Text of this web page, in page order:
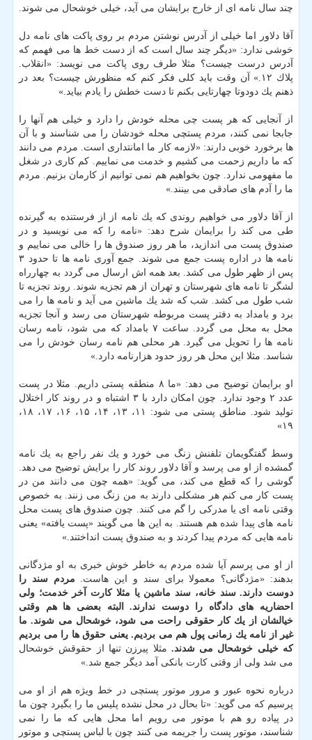
چند سال نامه ای از خارج برایشان می آید، خیلی خوشحال می شوند.
آقا دلاور اما خیلی از آدرس نوشتن مردم بر روی پاكت های نامه دل
خوشی ندارد: «دیگر چند سال است كه از دست خط ها می فهمم كه
آدرس درست چیست؟ مثلا طرف روی پاكت می نویسد: «انقلاب.
پلاك ۱۲.» آن وقت باید كلی فكر كنم كه منظورش چیست؟ بعد در
ذهنم یك دودوتا چهارتایی بكنم تا دست خطش را یادم بیاید.»
از آنجایی كه هر پست چی محله خودش را دارد و خیلی هم آنها را
جابجا نمی كنند، مردم پستچی محله خودشان را می شناسند و با آن
ها برخورد خوبی دارند: «لازمه كار ما امانتداری است. مردم می دانند
كه ما داریم زحمت می كشیم و خدمت می نماییم. كم كاری در شغل
ما مفهومی ندارد. چون بخواهیم هم نمی توانیم از كارمان بزنیم. مردم
ما را آدم های صادقی می بینند.»
از آقا دلاور می خواهیم روندی كه یك نامه از از فرستنده به گیرنده
طی می كند را برایمان شرح دهد: «نامه را كه می نویسید و در
صندوق پست می اندازید، ما هر روز صندوق ها را خالی می نماییم و
نامه ها در اداره پست جمع می شوند. جمع آوری نامه ها تا حدود ۳
پس از ظهر طول می كشد. بعد همه اش ارسال می گردد به چهارراه
لشگر تا نامه های شهرستان و تهران از هم تجزیه شوند. روند تجزیه تا
شب طول می كشد. شب كه شد یك ماشین می آید و نامه ها را می
برد و بامداد به دفتر پست مربوطه شهرستان می رسد و آنجا تجزیه
محل به محل می گردد. ساعت ۷ بامداد كه می شود، نامه رسان
نامه ها را تحویل می گیرد. هر محلی هم نامه رسان خودش را می
شناسد. مثلا این محل هر روز حدود هزارنامه دارد.»
او برایمان توضیح می دهد: «ما ۸ منطقه پستی داریم. مثلا در پست
عدد ۲ وجود ندارد. چون امكان دارد با ۳ اشتباه و در روند كار اختلال
تولید شود. مناطق پستی می شود: ۱۱، ۱۳، ۱۴، ۱۵، ۱۶، ۱۷، ۱۸،
۱۹»
وسط گفتگویمان تلفنش زنگ می خورد و یك نفر راجع به یك نامه
گمشده از او می پرسد و آقا دلاور روند كار را برایش توضیح می دهد.
گوشی را كه قطع می كند، می گوید: «همه چون می دانند من در
پست كار می كنم هر مشكلی دارند به من زنگ می زنند. به خصوص
وقتی نامه ای یا مدركی را گم می كنند. چون صندوق های پست محل
نامه های پیدا شده هم هستند. به این ها می گویند «پست یافته» یعنی
نامه هایی كه مردم پیدا كردند و به صندوق پست انداختند.»
از او می پرسم آیا شده مردم به خاطر خوش خبری به او مژدگانی
بدهند: «مژدگانی؟ معمولا برای سند و این هاست. مردم سند را
دوست دارند. سند خانه، سند ماشین یا مثلا كارت آخر خدمت؛ ولی
احضاریه های دادگاه را دوست ندارند. البته بعضی ها هم وقتی
خیالشان از یك كار حقوقی راحت می شود، خوشحال می شوند. ما
غیر از نامه یك زمانی پول هم می بردیم. یعنی حقوق ها را می بردیم
كه خیلی خوشحال می شدند. مثلا پیرزن تنها از حقوقش خوشحال
می شد ولی از وقتی كارت بانكی آمد دیگر جمع شد.»
درباره نحوه عبور و مرور موتور پستچی در خط ویژه هم از او می
پرسیم كه می گوید: «تا بحال در محل نشده پلیس ما را بگیرد چون ما
در پیاده رو هم با موتور می رویم اما محل هایی كه ما را نمی
شناسند، موتور پست را جریمه می كنند چون با لباس پستچی و موتور